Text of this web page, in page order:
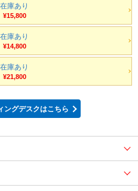
在庫あり
¥15,800
在庫あり
¥14,800
在庫あり
¥21,800
ングデスクはこちら